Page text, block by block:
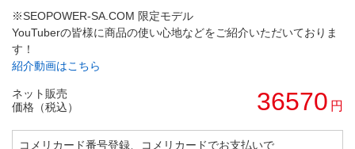
※SEOPOWER-SA.COM 限定モデル
YouTuberの皆様に商品の使い心地などをご紹介いただいておりま
す！
紹介動画はこちら
ネット販売
価格（税込）
36570 円
コメリカード番号登録、コメリカードでお支払いで